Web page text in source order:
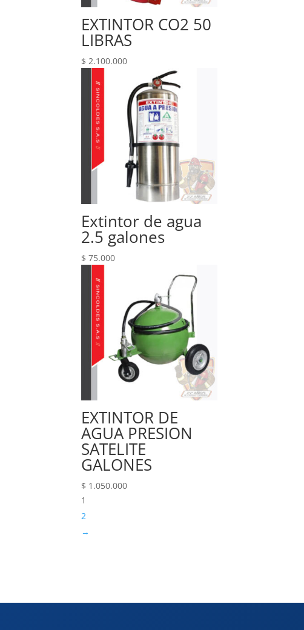
EXTINTOR CO2 50
LIBRAS
$ 2.100.000
Extintor de agua
2.5 galones
$ 75.000
EXTINTOR DE
AGUA PRESION
SATELITE
GALONES
$ 1.050.000
1
2
→